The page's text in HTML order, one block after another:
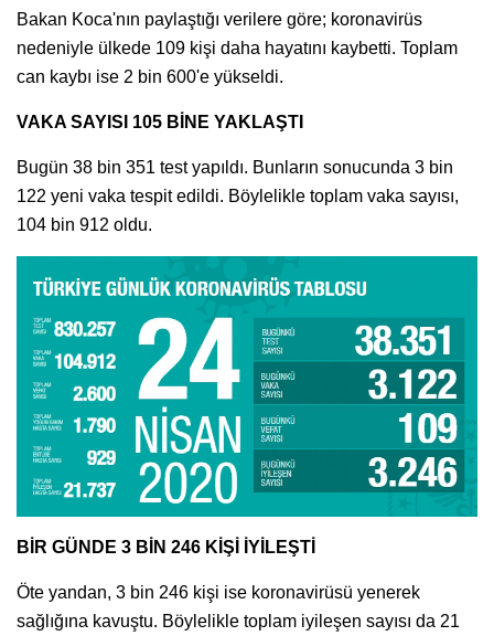
Bakan Koca'nın paylaştığı verilere göre; koronavirüs
nedeniyle ülkede 109 kişi daha hayatını kaybetti. Toplam
can kaybı ise 2 bin 600'e yükseldi.
VAKA SAYISI 105 BİNE YAKLAŞTI
Bugün 38 bin 351 test yapıldı. Bunların sonucunda 3 bin
122 yeni vaka tespit edildi. Böylelikle toplam vaka sayısı,
104 bin 912 oldu.
BİR GÜNDE 3 BİN 246 KİŞİ İYİLEŞTİ
Öte yandan, 3 bin 246 kişi ise koronavirüsü yenerek
sağlığına kavuştu. Böylelikle toplam iyileşen sayısı da 21